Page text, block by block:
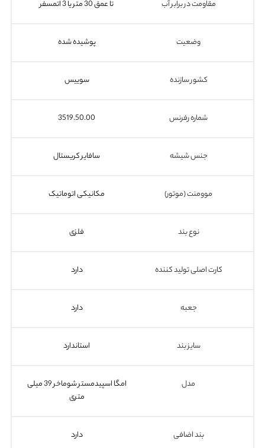
مقاومت در برابر آب تا عمق 30 متر یا 3 اتمسفر
وضعیت پوشیده شده
کشور سازنده سوییس
شماره رفرنس 3519.50.00
جنس شیشه سافایر کریستال
موومنت (موتور) مکانیکی اتوماتیک
نوع بند فلزی
کارت اصلی تولید کننده دارد
جعبه دارد
سایز بند استاندارد
مدل
امگا اسپیدمستر شوماخر 39 میلی
متری
بند اضافی دارد